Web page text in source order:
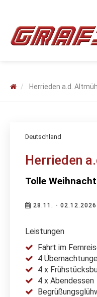
Herrieden a.d.
Deutschland
Herrieden
Tolle
28.11. -
Leistungen
Fahrt im
4
4 x
4 x Abendessen